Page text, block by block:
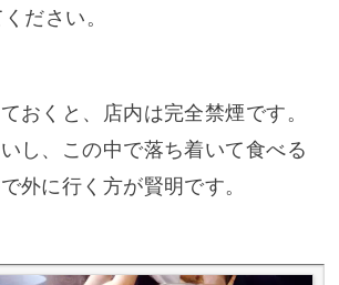
ださい。
おくと、店内は完全禁煙です。
し、この中で落ち着いて食べる
外に行く方が賢明です。